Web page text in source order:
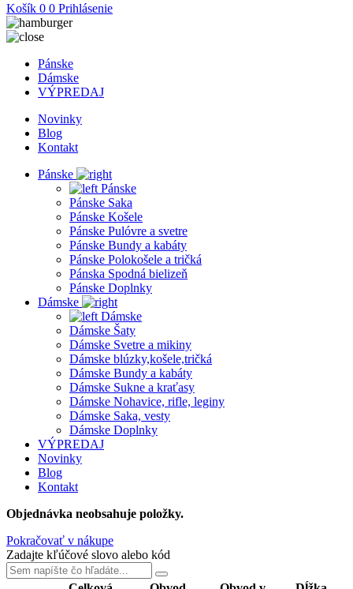
Košík 0 0 Prihlásenie
Pánske
Dámske
VÝPREDAJ
Novinky
Blog
Kontakt
Pánske
Pánske
Pánske Saka
Pánske Košele
Pánske Pulóvre a svetre
Pánske Bundy a kabáty
Pánske Polokošele a tričká
Pánska Spodná bielizeň
Pánske Doplnky
Dámske
Dámske
Dámske Šaty
Dámske Svetre a mikiny
Dámske blúzky,košele,tričká
Dámske Bundy a kabáty
Dámske Sukne a kraťasy
Dámske Nohavice, rifle, leginy
Dámske Saka, vesty
Dámske Doplnky
VÝPREDAJ
Novinky
Blog
Kontakt
Objednávka neobsahuje položky.
Pokračovať v nákupe
Zadajte kľúčové slovo alebo kód